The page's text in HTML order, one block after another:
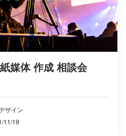
媒体 作成 相談会
ザイン
11/19